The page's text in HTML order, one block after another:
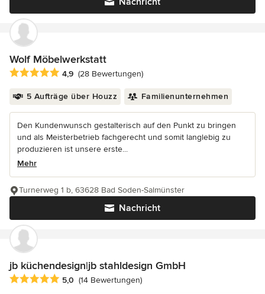
Wolf Möbelwerkstatt
Durchschnittliche Bewertung: 4.9 von 5 Sternen
4,9 (28 Bewertungen)
5 Aufträge über Houzz Familienunternehmen
Den Kundenwunsch gestalterisch auf den Punkt zu bringen
und als Meisterbetrieb fachgerecht und somit langlebig zu
produzieren ist unsere erste...
Mehr
Nachricht
Turnerweg 1 b, 63628 Bad Soden-Salmünster
jb küchendesign|jb stahldesign GmbH
Durchschnittliche Bewertung: 5 von 5 Sternen
5,0 (14 Bewertungen)